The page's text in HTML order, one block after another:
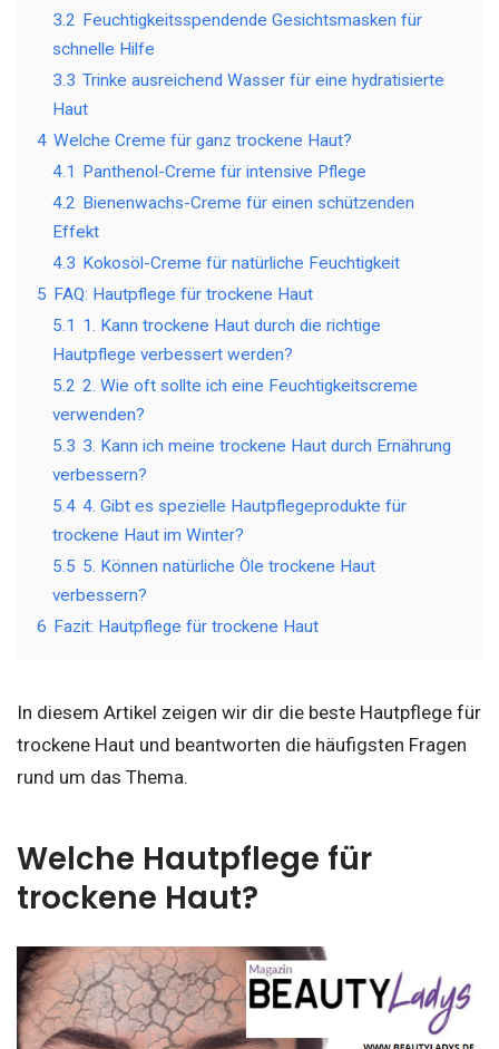
3.2 Feuchtigkeitsspendende Gesichtsmasken für
schnelle Hilfe
3.3 Trinke ausreichend Wasser für eine hydratisierte
Haut
4 Welche Creme für ganz trockene Haut?
4.1 Panthenol-Creme für intensive Pflege
4.2 Bienenwachs-Creme für einen schützenden
Effekt
4.3 Kokosöl-Creme für natürliche Feuchtigkeit
5 FAQ: Hautpflege für trockene Haut
5.1 1. Kann trockene Haut durch die richtige
Hautpflege verbessert werden?
5.2 2. Wie oft sollte ich eine Feuchtigkeitscreme
verwenden?
5.3 3. Kann ich meine trockene Haut durch Ernährung
verbessern?
5.4 4. Gibt es spezielle Hautpflegeprodukte für
trockene Haut im Winter?
5.5 5. Können natürliche Öle trockene Haut
verbessern?
6 Fazit: Hautpflege für trockene Haut
In diesem Artikel zeigen wir dir die beste Hautpflege für
trockene Haut und beantworten die häufigsten Fragen
rund um das Thema.
Welche Hautpflege für
trockene Haut?